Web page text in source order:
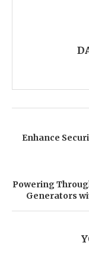
Enhance
Powering
Generators